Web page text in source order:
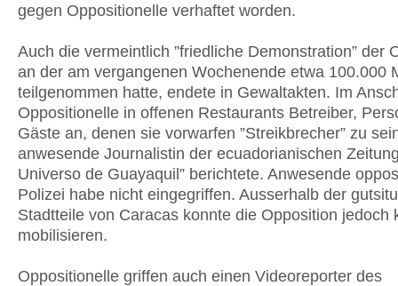
gegen Oppositionelle verhaftet worden.
Auch die vermeintlich ”friedliche Demonstration” der
an der am vergangenen Wochenende etwa 100.000
teilgenommen hatte, endete in Gewaltakten. Im
Oppositionelle in offenen Restaurants Betreiber,
Gäste an, denen sie vorwarfen ”Streikbrecher” zu
anwesende Journalistin der ecuadorianischen
Universo de Guayaquil” berichtete. Anwesende
Polizei habe nicht eingegriffen. Ausserhalb der
Stadtteile von Caracas konnte die Opposition jedoch
mobilisieren.
Oppositionelle griffen auch einen Videoreporter des